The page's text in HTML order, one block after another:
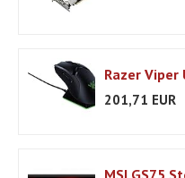
201,71 EUR